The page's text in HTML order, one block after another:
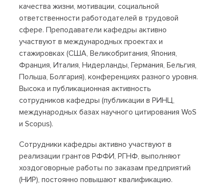
качества жизни, мотивации, социальной
ответственности работодателей в трудовой
сфере. Преподаватели кафедры активно
участвуют в международных проектах и
стажировках (США, Великобритания, Япония,
Франция, Италия, Нидерланды, Германия, Бельгия,
Польша, Болгария), конференциях разного уровня.
Высока и публикационная активность
сотрудников кафедры (публикации в РИНЦ,
международных базах научного цитирования WoS
и Scopus).
Сотрудники кафедры активно участвуют в
реализации грантов РФФИ, РГНФ, выполняют
хоздоговорные работы по заказам предприятий
(НИР), постоянно повышают квалификацию.